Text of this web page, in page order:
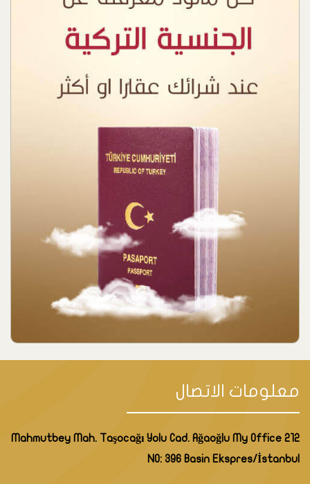
معلومات الاتصال
Mahmutbey Mah. Taşocağı Yolu Cad. Ağaoğlu My Office 212
NO: 396 Basin Ekspres/İstanbul